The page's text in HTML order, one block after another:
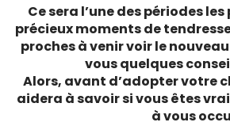
Ce sera l’une des périodes
précieux moments de
proches à venir voir le
vous quelques
Alors, avant d’adopter votre
aidera à savoir si vous êtes
à vous